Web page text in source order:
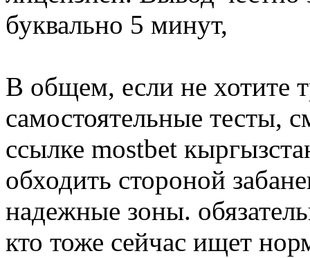
буквально 5 минут,
В общем, если не хотите
самостоятельные тесты,
ссылке mostbet
обходить стороной
надежные зоны.
кто тоже сейчас ищет